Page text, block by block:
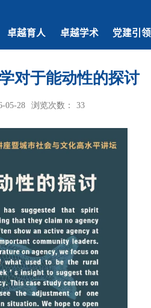
卓越育人 卓越学术 党建引领
对于能动性的探讨
05-28 浏览次数： 33